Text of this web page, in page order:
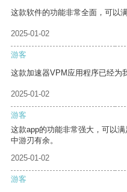
这款软件的功能非常全面，可以
2025-01-02
游客
这款加速器VPM应用程序已经为
2025-01-02
游客
这款app的功能非常强大，可以
中游刃有余。
2025-01-02
游客